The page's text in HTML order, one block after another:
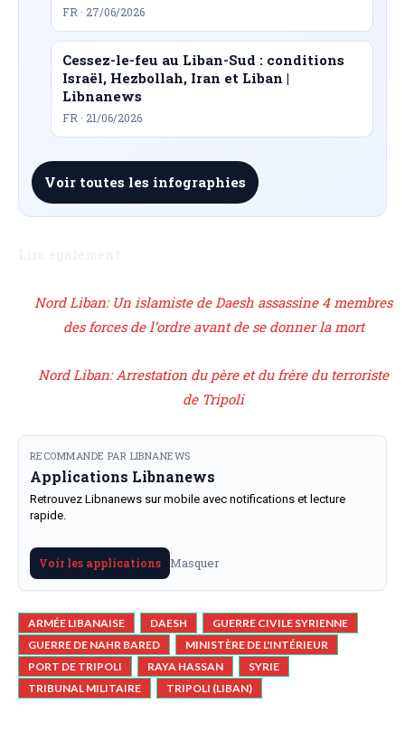
FR · 27/06/2026
Cessez-le-feu au Liban-Sud : conditions
Israël, Hezbollah, Iran et Liban |
Libnanews
FR · 21/06/2026
Voir toutes les infographies
Nord Liban: Un islamiste de Daesh assassine 4 membres
des forces de l’ordre avant de se donner la mort
Nord Liban: Arrestation du père et du frère du terroriste
de Tripoli
RECOMMANDE PAR LIBNANEWS
Applications Libnanews
Retrouvez Libnanews sur mobile avec notifications et lecture
rapide.
Voir les applications Masquer
ARMÉE LIBANAISE DAESH
GUERRE CIVILE SYRIENNE
GUERRE DE NAHR BARED
MINISTÈRE DE L'INTÉRIEUR
PORT DE TRIPOLI
RAYA HASSAN
SYRIE
TRIBUNAL MILITAIRE
TRIPOLI (LIBAN)